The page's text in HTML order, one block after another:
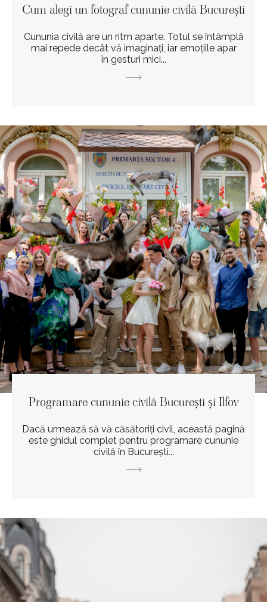
Cum alegi un fotograf cununie civilă București
Cununia civilă are un ritm aparte. Totul se întâmplă
mai repede decât vă imaginați, iar emoțiile apar
în gesturi mici...
Programare cununie civilă București și Ilfov
Dacă urmează să vă căsătoriți civil, această pagină
este ghidul complet pentru programare cununie
civilă în București...